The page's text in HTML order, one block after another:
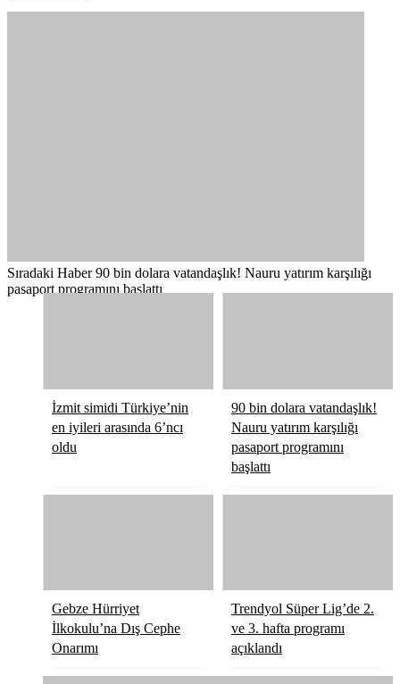
Sıradaki Haber 90 bin dolara vatandaşlık! Nauru yatırım karşılığı
pasaport programını başlattı
İzmit simidi Türkiye’nin
en iyileri arasında 6’ncı
oldu
90 bin dolara vatandaşlık!
Nauru yatırım karşılığı
pasaport programını
başlattı
Gebze Hürriyet
İlkokulu’na Dış Cephe
Onarımı
Trendyol Süper Lig’de 2.
ve 3. hafta programı
açıklandı